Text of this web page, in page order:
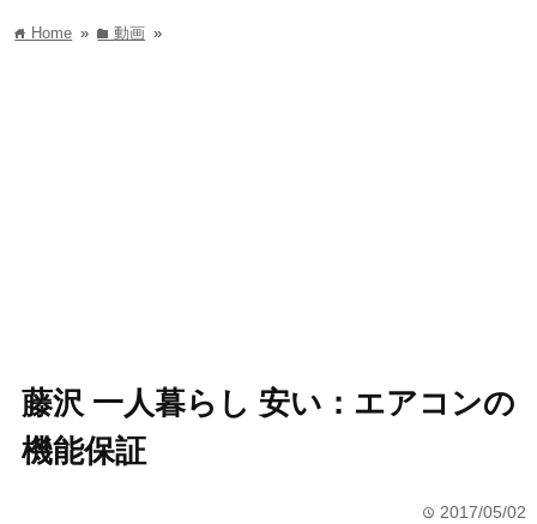
home Home » folder動画 »
藤沢 一人暮らし 安い：エアコンの
機能保証
time 2017/05/02